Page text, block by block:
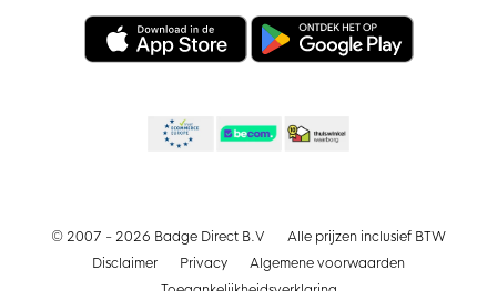
© 2007 - 2026 Badge Direct B.V
Alle prijzen inclusief BTW
Disclaimer
Privacy
Algemene voorwaarden